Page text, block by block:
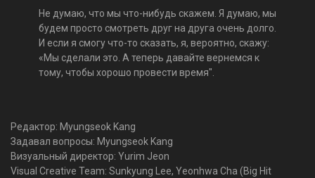
Не думаю, что мы что-нибудь скажем. Я думаю, мы
будем просто смотреть друг на друга очень долго.
И если я смогу что-то сказать, я, вероятно, скажу:
«Мы сделали это. А теперь давайте вернемся к
тому, чтобы хорошо провести время".
Редактор: Myungseok Kang
Задавал вопросы: Myungseok Kang
Визуальный директор: Yurim Jeon
Visual Creative Team: Sunkyung Lee, Yeonhwa Cha (Big Hit